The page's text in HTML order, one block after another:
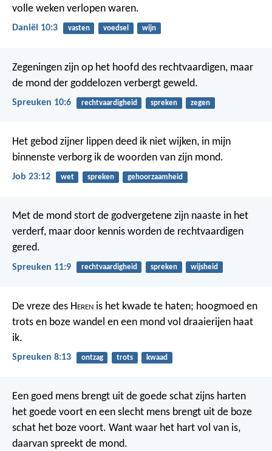
volle weken verlopen waren.
Daniël 10:3 vasten voedsel wijn
Zegeningen zijn op het hoofd des rechtvaardigen, maar
de mond der goddelozen verbergt geweld.
Spreuken 10:6 rechtvaardigheid spreken zegen
Het gebod zijner lippen deed ik niet wijken, in mijn
binnenste verborg ik de woorden van zijn mond.
Job 23:12 wet spreken gehoorzaamheid
Met de mond stort de godvergetene zijn naaste in het
verderf, maar door kennis worden de rechtvaardigen
gered.
Spreuken 11:9 rechtvaardigheid spreken wijsheid
De vreze des Heren is het kwade te haten; hoogmoed en
trots en boze wandel en een mond vol draaierijen haat
ik.
Spreuken 8:13 ontzag trots kwaad
Een goed mens brengt uit de goede schat zijns harten
het goede voort en een slecht mens brengt uit de boze
schat het boze voort. Want waar het hart vol van is,
daarvan spreekt de mond.